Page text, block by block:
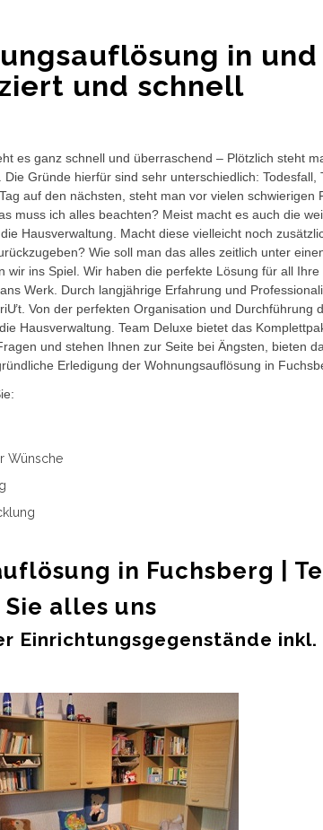
in
und schnell
es ganz schnell und überraschend – Plötzlich steht
Gründe hierfür sind sehr unterschiedlich:
auf den nächsten, steht man vor vielen
muss ich alles beachten? Meist macht es auch die
Hausverwaltung. Macht diese vielleicht noch
Wie soll man das alles zeitlich unter
wir ins Spiel. Wir haben die perfekte Lösung für all
Werk. Durch langjährige Erfahrung und
Von der perfekten Organisation und Durchführung
Hausverwaltung. Team Deluxe bietet das
und stehen Ihnen zur Seite bei Ängsten, bieten
Erledigung der Wohnungsauflösung in
Wünsche
in Fuchsberg |
alles uns
Einrichtungsgegenstände